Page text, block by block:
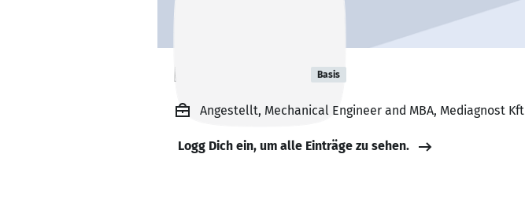
Hubert Sághi Basis
Angestellt, Mechanical Engineer and MBA, Mediagnost Kft
Logg Dich ein, um alle Einträge zu sehen.